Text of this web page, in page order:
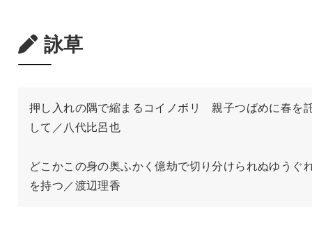
詠草
押し入れの隅で縮まるコイノボリ　親子つばめに春を
して／八代比呂也
どこかこの身の奥ふかく億劫で切り分けられぬゆうぐ